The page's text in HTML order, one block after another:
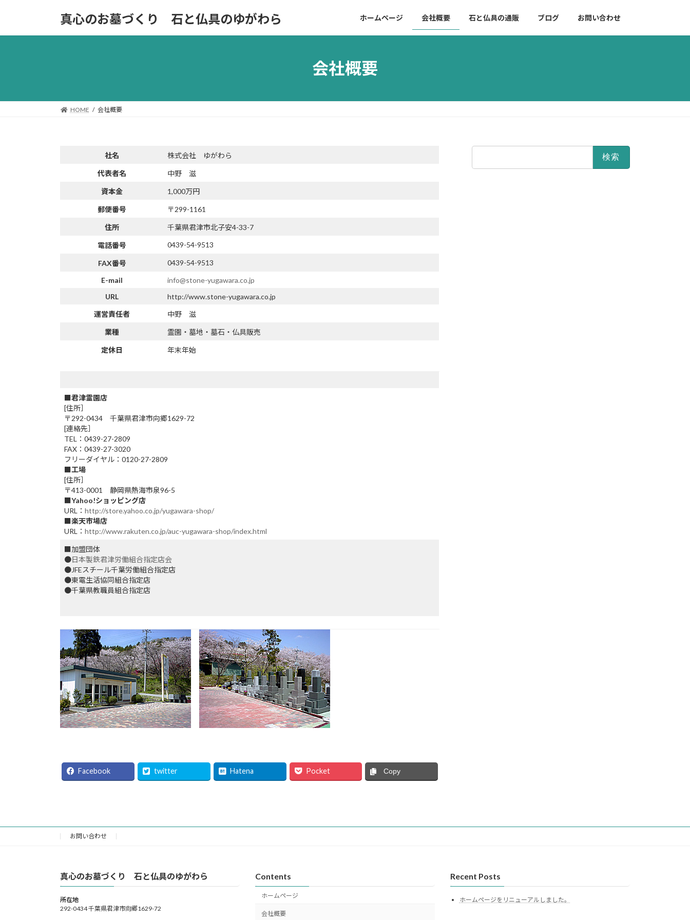
ッ
移
真心のお墓づくり 石と仏具のゆがわら ホームページ 会社概要 石と仏具の通販 ブログ お問い合わせ
会社概要
HOME 会社概要
社名 株式会社 ゆがわら
代表者名 中野 滋
資本金 1,000万円
郵便番号 〒299-1161
住所 千葉県君津市北子安4-33-7
電話番号 0439-54-9513
FAX番号
0439-54-9513
E-mail
info@stone-yugawara.co.jp
URL
http://www.stone-yugawara.co.jp
運営責任者
中野 滋
業種 霊園・墓地・墓石・仏具販売
定休日 年末年始
■君津霊園店
[住所］
〒292-0434 千葉県君津市向郷1629-72
[連絡先］
TEL：0439-27-2809
FAX：0439-27-3020
フリーダイヤル：0120-27-2809
■工場
[住所］
〒413-0001 静岡県熱海市泉96-5
■Yahoo!ショッピング店
URL： http://store.yahoo.co.jp/yugawara-shop/
■楽天市場店
URL： http://www.rakuten.co.jp/auc-yugawara-shop/index.html
■加盟団体
●日本製鉄君津労働組合指定店会
●JFEスチール千葉労働組合指定店
●東電生活協同組合指定店
●千葉県教職員組合指定店
Facebook twitter Hatena Pocket Copy
お問い合わせ
真心のお墓づくり 石と仏具のゆがわら
所在地
292-0434 千葉県君津市向郷1629-72
Contents
ホームページ
会社概要
Recent Posts
ホームページをリニューアルしました。